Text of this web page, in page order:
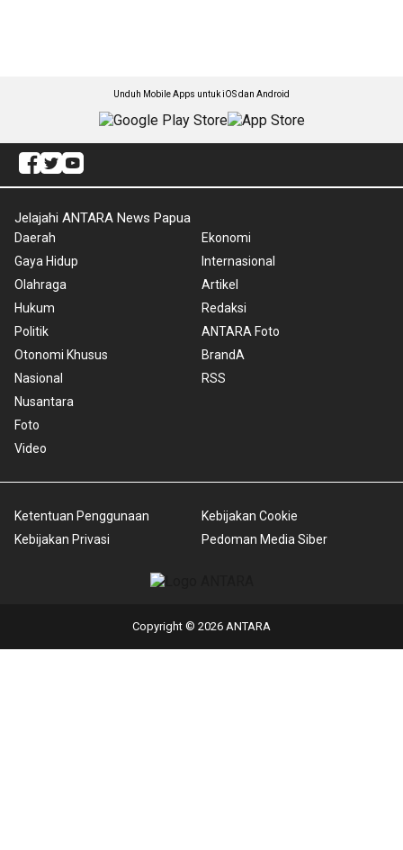
Unduh Mobile Apps untuk iOS dan Android
Jelajahi ANTARA News Papua
Daerah
Gaya Hidup
Olahraga
Hukum
Politik
Otonomi Khusus
Nasional
Nusantara
Foto
Video
Ekonomi
Internasional
Artikel
Redaksi
ANTARA Foto
BrandA
RSS
Ketentuan Penggunaan
Kebijakan Privasi
Kebijakan Cookie
Pedoman Media Siber
Copyright © 2026 ANTARA